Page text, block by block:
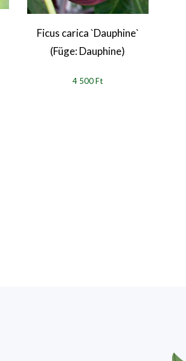
Ficus carica `Dauphine`
(Füge: Dauphine)
4 500 Ft